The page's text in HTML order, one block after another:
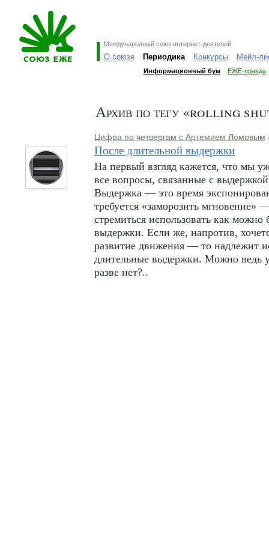
Международный союз интернет-деятелей
О союзе Периодика Конкурсы Мейл-
Информационный бум ЕЖЕ-правда
Архив по тегу «rolling
Цифра по четвергам с Артемием Ломовым
После длительной выдержки
На первый взгляд кажется, что мы
все вопросы, связанные с
Выдержка — это время
требуется «заморозить мгновение»
стремиться использовать как можно
выдержки. Если же, напротив,
развитие движения — то надлежит
длительные выдержки. Можно ведь
разве нет?..